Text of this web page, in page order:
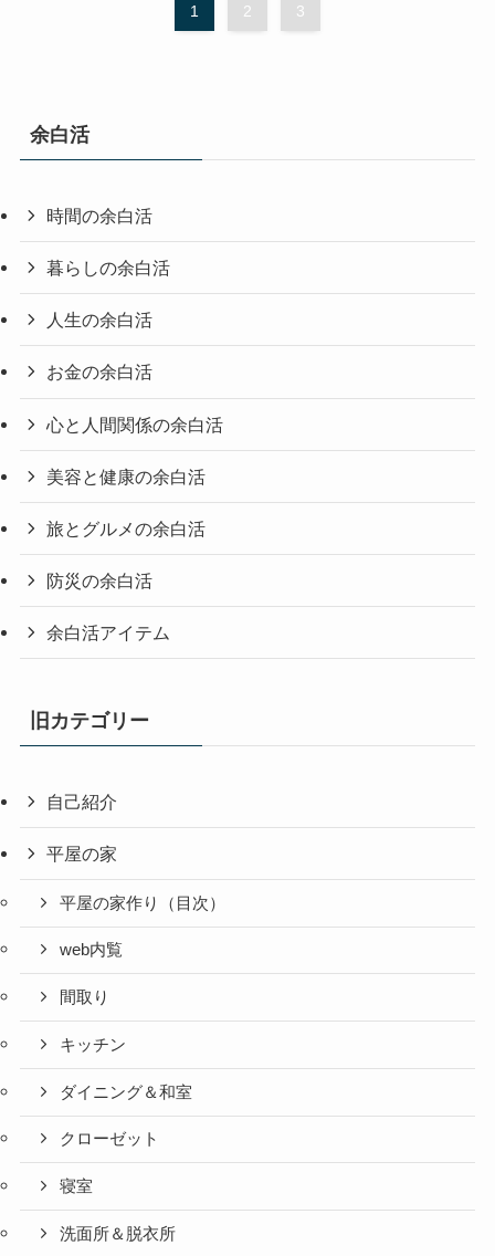
1 2 3
余白活
時間の余白活
暮らしの余白活
人生の余白活
お金の余白活
心と人間関係の余白活
美容と健康の余白活
旅とグルメの余白活
防災の余白活
余白活アイテム
旧カテゴリー
自己紹介
平屋の家
平屋の家作り（目次）
web内覧
間取り
キッチン
ダイニング＆和室
クローゼット
寝室
洗面所＆脱衣所